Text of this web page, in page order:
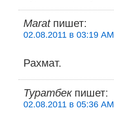
Maratпишет:
02.08.2011 в 03:19 AM
Рахмат.
Туратбекпишет:
02.08.2011 в 05:36 AM